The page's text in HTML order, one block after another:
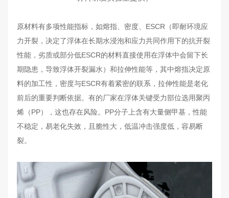
原材料有多项性能指标，如熔指、密度、ESCR（即耐环境应
力开裂，决定了浮体在长期水浸泡和应力共同作用下的抗开裂
性能，劣质或部分低ESCR的材料直接使用在浮体中会留下长
期隐患，导致浮体开裂漏水）和拉伸性能等，其中熔指决定原
料的加工性，密度与ESCR有着紧密的联系，拉伸性能是老化
前后的重要判断依据。有的厂家在浮体关键受力部位选用聚丙
烯（PP），这也存在风险。PP分子上含有大量侧甲基，性能
不稳定，易老化失效，且脆性大，低温冲击强度低，容易断
裂。